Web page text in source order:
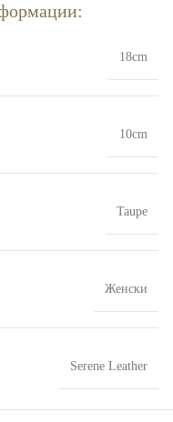
18cm
10cm
Taupe
Женски
Serene Leather